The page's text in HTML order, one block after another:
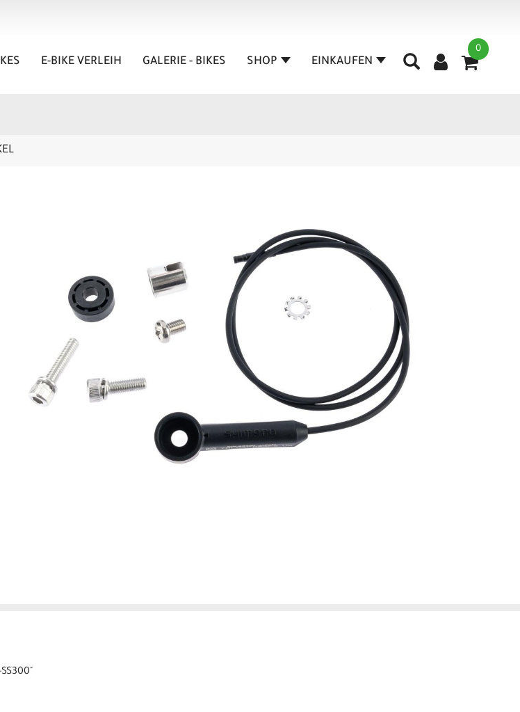
0
E-BIKE VERLEIH GALERIE - BIKES SHOP EINKAUFEN